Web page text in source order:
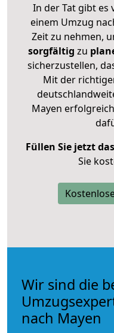
In der Tat gibt es
einem Umzug
Zeit zu nehmen,
sorgfältig zu
sicherzustellen,
Mit der
Mayen
Füllen Sie jetzt
Sie
Wir sind die
nach Mayen